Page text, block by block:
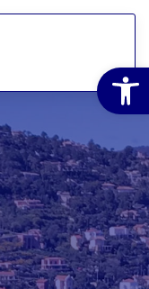
Ouvrir